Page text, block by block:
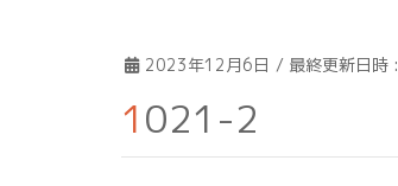
2023年12月6日 / 最終更新日時 :
1021-2